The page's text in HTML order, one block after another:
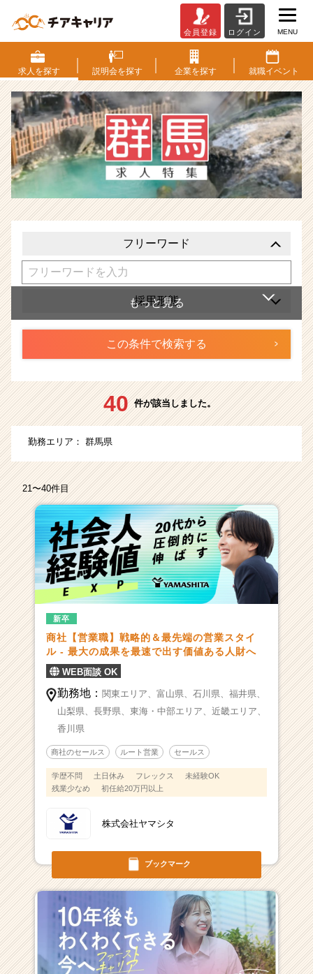
馬
県
の
人
特
集
|
ベ
チ
成
企
業
ス
カ
ウ
届
サ
チ
ア
キ
ャ
リ
ア
（CheerCareer）
会員登録 ログイン MENU
求人を探す 説明会を探す 企業を探す 就職イベント
フリーワード
採用形態
40 件が該当しました。
勤務エリア： 群馬県
21〜40件目
ブックマーク
新卒
商社【営業職】戦略的＆最先端の営業スタイ
ル - 最大の成果を最速で出す価値ある人財へ
WEB面談 OK
勤務地： 関東エリア、 富山県、 石川県、 福井県、
山梨県、 長野県、 東海・中部エリア、 近畿エリア、
香川県
商社のセールス ルート営業 セールス
学歴不問 土日休み フレックス
未経験OK
残業少なめ
初任給20万円以上
株式会社ヤマシタ